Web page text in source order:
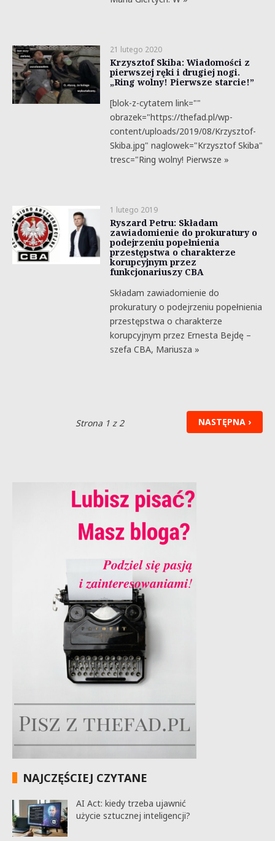
21 lutego 2020
Krzysztof Skiba: Wiadomości z
pierwszej ręki i drugiej nogi.
„Ring wolny! Pierwsze starcie!”
[blok-z-cytatem link=""
obrazek="https://thefad.pl/wp-
content/uploads/2019/08/Krzysztof-
Skiba.jpg" naglowek="Krzysztof Skiba"
tresc="Ring wolny! Pierwsze »
1 lutego 2019
Ryszard Petru: Składam
zawiadomienie do prokuratury o
podejrzeniu popełnienia
przestępstwa o charakterze
korupcyjnym przez
funkcjonariuszy CBA
Składam zawiadomienie do
prokuratury o podejrzeniu popełnienia
przestępstwa o charakterze
korupcyjnym przez Ernesta Bejdę –
szefa CBA, Mariusza »
NASTĘPNA ›
Strona 1 z 2
NAJCZĘŚCIEJ CZYTANE
AI Act: kiedy trzeba ujawnić
użycie sztucznej inteligencji?